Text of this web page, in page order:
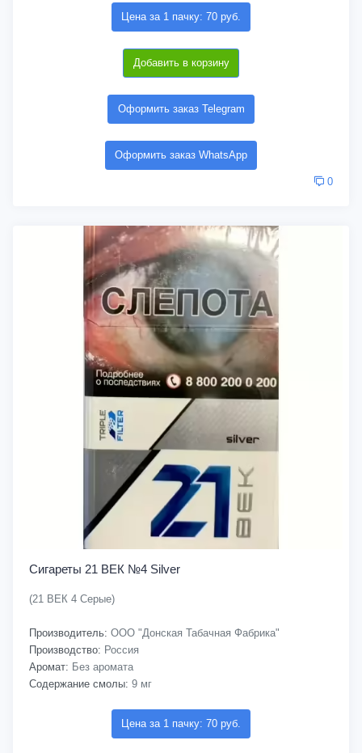
Цена за 1 пачку: 70 руб.
Добавить в корзину
Оформить заказ Telegram
Оформить заказ WhatsApp
0
Сигареты 21 ВЕК №4 Silver
(21 ВЕК 4 Серые)
Производитель: ООО "Донская Табачная Фабрика"
Производство: Россия
Аромат: Без аромата
Содержание смолы: 9 мг
Цена за 1 пачку: 70 руб.